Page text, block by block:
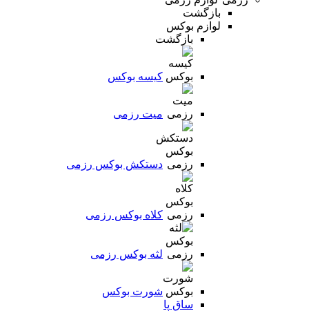
بازگشت
لوازم بوکس
بازگشت
کیسه بوکس
میت رزمی
دستکش بوکس رزمی
کلاه بوکس رزمی
لثه بوکس رزمی
شورت بوکس
ساق پا